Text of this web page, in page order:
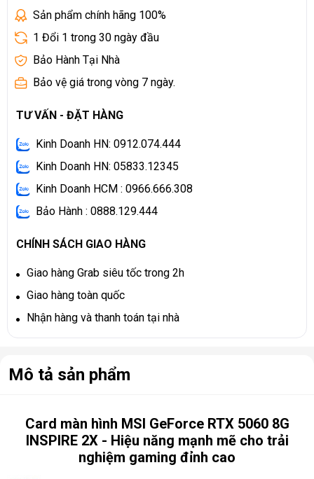
Sản phẩm chính hãng 100%
1 Đổi 1 trong 30 ngày đầu
Bảo Hành Tại Nhà
Bảo vệ giá trong vòng 7 ngày.
TƯ VẤN - ĐẶT HÀNG
Kinh Doanh HN: 0912.074.444
Kinh Doanh HN: 05833.12345
Kinh Doanh HCM : 0966.666.308
Bảo Hành : 0888.129.444
CHÍNH SÁCH GIAO HÀNG
Giao hàng Grab siêu tốc trong 2h
Giao hàng toàn quốc
Nhận hàng và thanh toán tại nhà
Mô tả sản phẩm
Card màn hình MSI GeForce RTX 5060 8G
INSPIRE 2X - Hiệu năng mạnh mẽ cho trải
nghiệm gaming đỉnh cao